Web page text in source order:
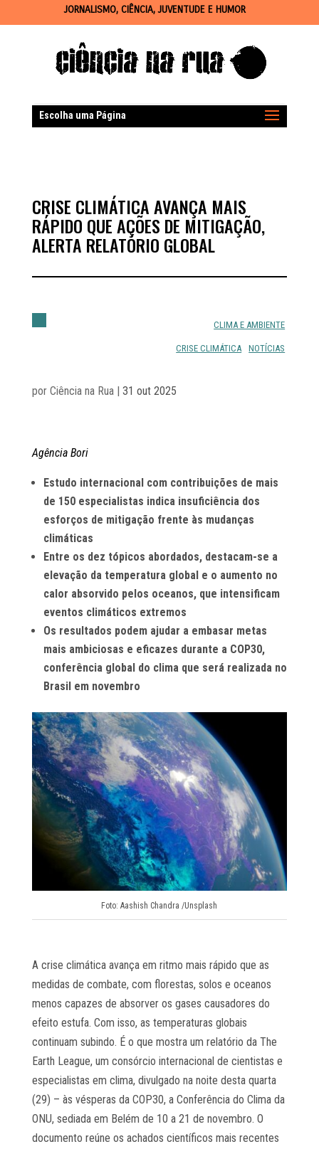
JORNALISMO, CIÊNCIA, JUVENTUDE E HUMOR
Escolha uma Página
CRISE CLIMÁTICA AVANÇA MAIS
RÁPIDO QUE AÇÕES DE MITIGAÇÃO,
ALERTA RELATÓRIO GLOBAL
CLIMA E AMBIENTE
CRISE CLIMÁTICA NOTÍCIAS
por Ciência na Rua| 31 out 2025
Agência Bori
Estudo internacional com contribuições de mais
de 150 especialistas indica insuficiência dos
esforços de mitigação frente às mudanças
climáticas
Entre os dez tópicos abordados, destacam-se a
elevação da temperatura global e o aumento no
calor absorvido pelos oceanos, que intensificam
eventos climáticos extremos
Os resultados podem ajudar a embasar metas
mais ambiciosas e eficazes durante a COP30,
conferência global do clima que será realizada no
Brasil em novembro
Foto: Aashish Chandra /Unsplash
A crise climática avança em ritmo mais rápido que as
medidas de combate, com florestas, solos e oceanos
menos capazes de absorver os gases causadores do
efeito estufa. Com isso, as temperaturas globais
continuam subindo. É o que mostra um relatório da The
Earth League, um consórcio internacional de cientistas e
especialistas em clima, divulgado na noite desta quarta
(29) – às vésperas da COP30, a Conferência do Clima da
ONU, sediada em Belém de 10 a 21 de novembro. O
documento reúne os achados científicos mais recentes